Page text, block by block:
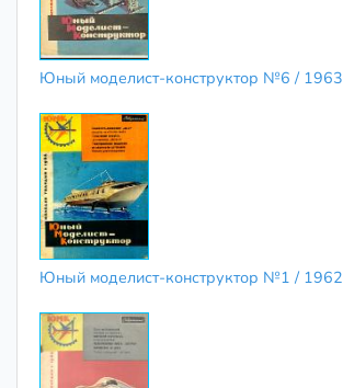
Юный моделист-конструктор №6 / 1963
Юный моделист-конструктор №1 / 1962